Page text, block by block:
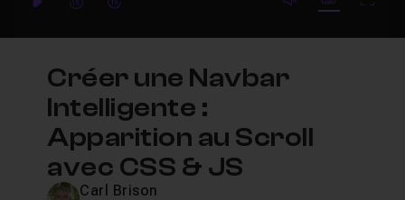
ForwardForward mute video
Subtitles
Créer une Navbar
Intelligente :
Apparition au Scroll
avec CSS & JS
Carl Brison